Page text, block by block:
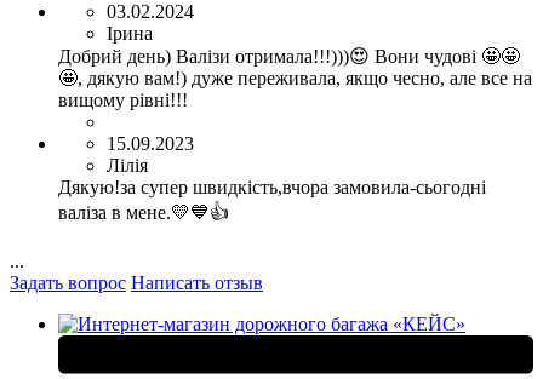
03.02.2024
Ірина
Добрий день) Валізи отримала!!!)))😍 Вони чудові 🤩🤩
🤩, дякую вам!) дуже переживала, якщо чесно, але все на
вищому рівні!!!
15.09.2023
Лілія
Дякую!за супер швидкість,вчора замовила-сьогодні
валіза в мене.💛💙👍
...
Задать вопрос Написать отзыв